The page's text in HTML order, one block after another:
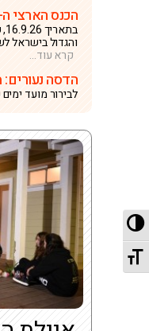
מתג ניגודיות גבוהה
מתג גודל גופן
הכנס הארצי ה-12 לשנת שירות ומכינות
והגדול בישראל
קרא עוד...
הדסה
לבירור מועד